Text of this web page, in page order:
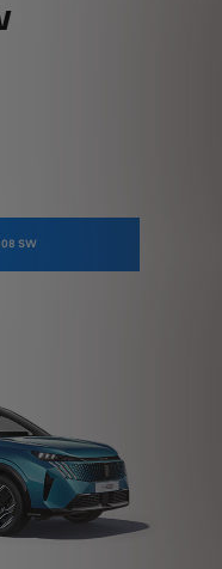
SW